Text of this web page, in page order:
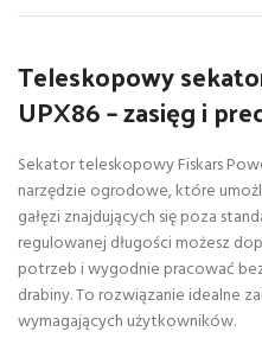
Teleskopowy
UPX86 – zasięg i
Sekator teleskopowy Fiskars
narzędzie ogrodowe, które
gałęzi znajdujących się poza
regulowanej długości możesz
potrzeb i wygodnie pracować
drabiny. To rozwiązanie idealne
wymagających użytkowników.